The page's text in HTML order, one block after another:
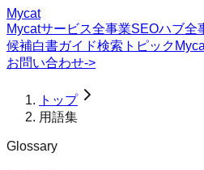
Mycat
Mycatサービス全事業SEOハブ全
候補白書ガイド検索トピック
お問い合わせ->
トップ
用語集
Glossary